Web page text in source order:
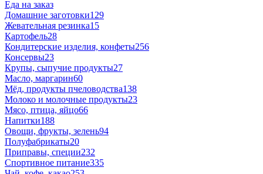
Еда на заказ
Домашние заготовки129
Жевательная резинка15
Картофель28
Кондитерские изделия, конфеты256
Консервы23
Крупы, сыпучие продукты27
Масло, маргарин60
Мёд, продукты пчеловодства138
Молоко и молочные продукты23
Мясо, птица, яйцо66
Напитки188
Овощи, фрукты, зелень94
Полуфабрикаты20
Приправы, специи232
Спортивное питание335